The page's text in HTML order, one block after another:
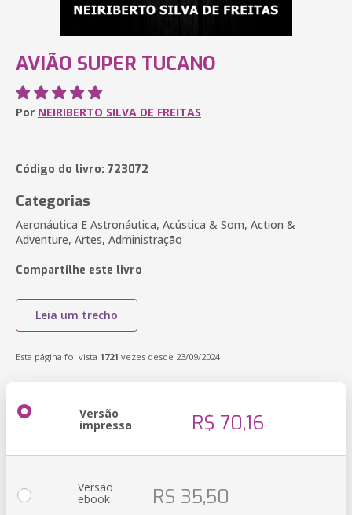
AVIÃO SUPER TUCANO
Por NEIRIBERTO SILVA DE FREITAS
Código do livro: 723072
Categorias
Aeronáutica E Astronáutica, Acústica & Som, Action &
Adventure, Artes, Administração
Compartilhe este livro
Leia um trecho
Esta página foi vista 1721 vezes desde 23/09/2024
Versão
impressa R$ 70,16
Versão
ebook R$ 35,50